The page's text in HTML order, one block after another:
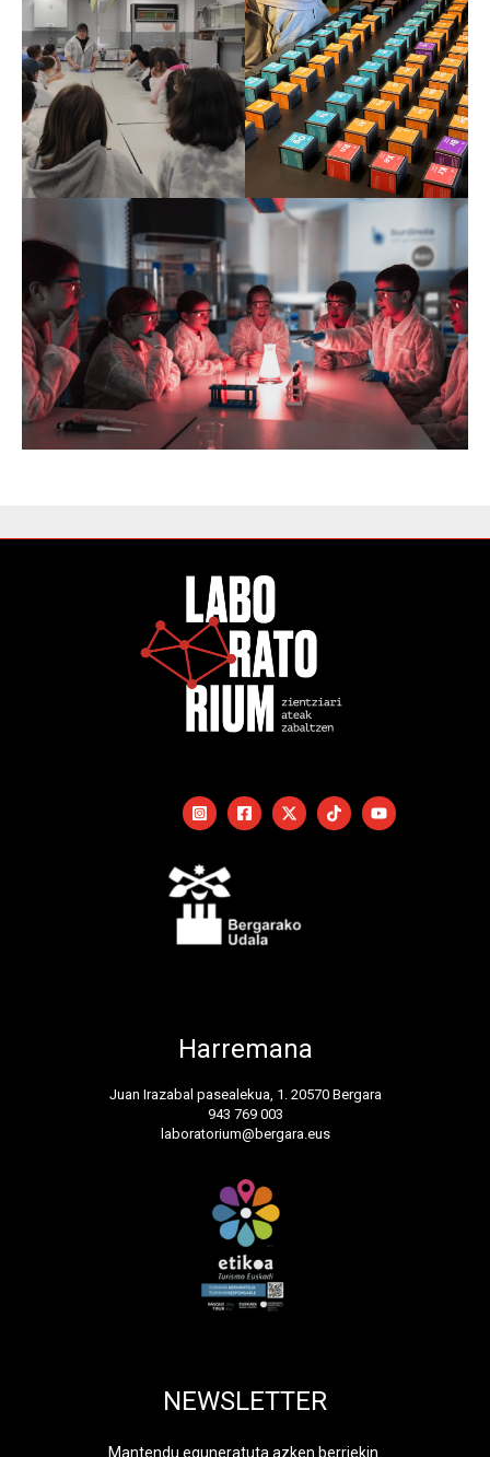
Harremana
Juan Irazabal pasealekua, 1. 20570 Bergara
943 769 003
laboratorium@bergara.eus
NEWSLETTER
Mantendu eguneratuta azken berriekin.